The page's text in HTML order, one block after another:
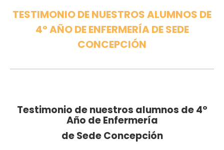
TESTIMONIO DE NUESTROS ALUMNOS DE
4º AÑO DE ENFERMERÍA DE SEDE
CONCEPCIÓN
Testimonio de nuestros alumnos de 4º
Año de Enfermería
de Sede Concepción